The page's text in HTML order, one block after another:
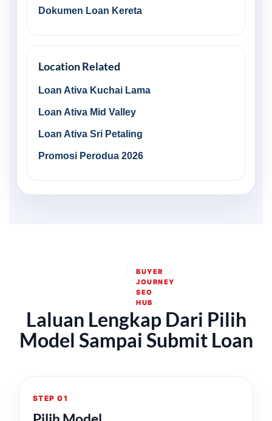
Dokumen Loan Kereta
Location Related
Loan Ativa Kuchai Lama
Loan Ativa Mid Valley
Loan Ativa Sri Petaling
Promosi Perodua 2026
BUYER
JOURNEY
SEO
HUB
Laluan Lengkap Dari Pilih
Model Sampai Submit Loan
STEP 01